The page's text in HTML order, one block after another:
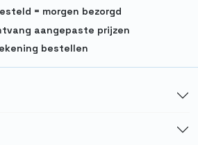
= morgen bezorgd
aangepaste prijzen
bestellen